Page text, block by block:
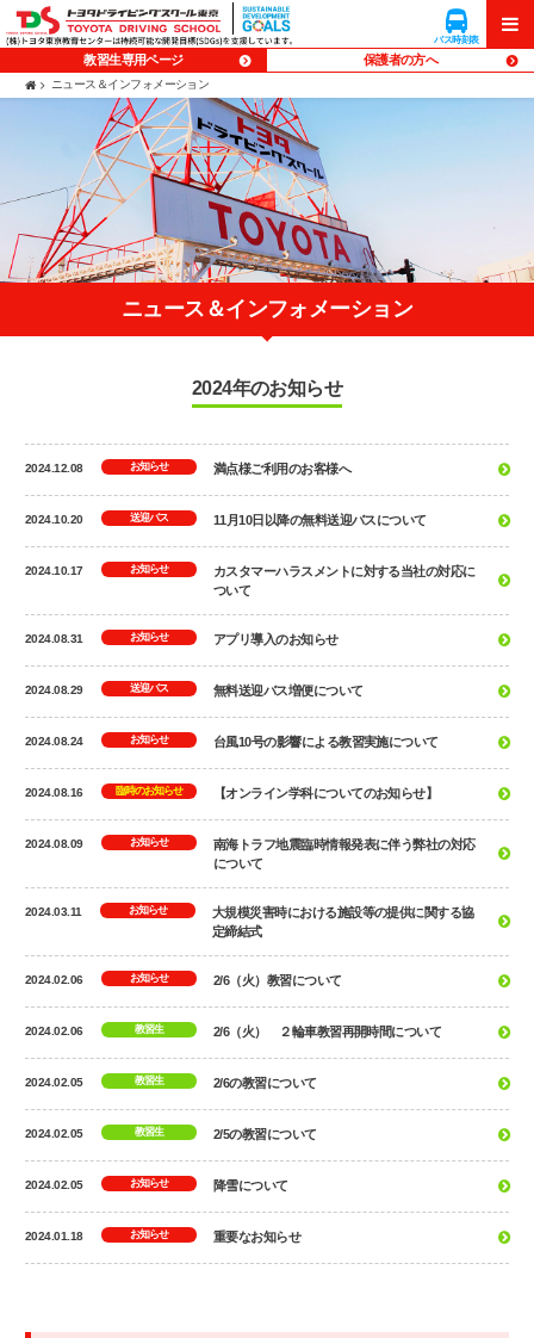
バス時刻表
教習生専用ページ 保護者の方へ
メニ
ュー
入校予約
企業向け
研修
貸会議室
バス時刻表
メニ
ュー
ニュース＆インフォメーション
ニュース＆インフォメーション
2024年のお知らせ
2024.12.08 お知らせ 満点様ご利用のお客様へ
2024.10.20 送迎バス 11月10日以降の無料送迎バスについて
2024.10.17 お知らせ
カスタマーハラスメントに対する当社の対応に
ついて
2024.08.31 お知らせ アプリ導入のお知らせ
2024.08.29 送迎バス 無料送迎バス増便について
2024.08.24 お知らせ 台風10号の影響による教習実施について
2024.08.16 臨時のお知らせ 【オンライン学科についてのお知らせ】
2024.08.09 お知らせ
南海トラフ地震臨時情報発表に伴う弊社の対応
について
2024.03.11 お知らせ
大規模災害時における施設等の提供に関する協
定締結式
2024.02.06 お知らせ 2/6（火）教習について
2024.02.06 教習生 2/6（火） ２輪車教習再開時間について
2024.02.05 教習生 2/6の教習について
2024.02.05 教習生 2/5の教習について
2024.02.05 お知らせ 降雪について
2024.01.18 お知らせ 重要なお知らせ